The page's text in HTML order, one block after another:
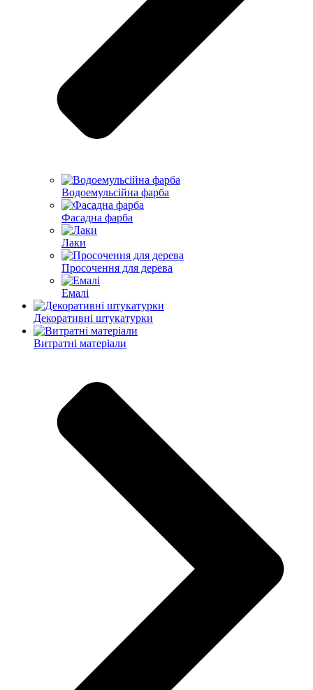
Водоемульсійна фарба
Фасадна фарба
Лаки
Просочення для дерева
Емалі
Декоративні штукатурки
Витратні матеріали